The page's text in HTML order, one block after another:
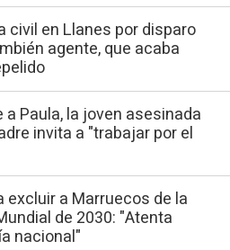
civil en Llanes por disparo
agente, que acaba
Paula, la joven asesinada
invita a "trabajar por el
excluir a Marruecos de la
de 2030: "Atenta
nacional"